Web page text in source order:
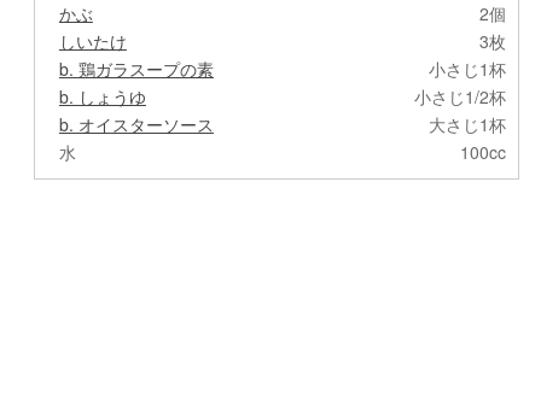
かぶ
2個
しいたけ
3枚
b. 鶏ガラスープの素
小さじ1杯
b. しょうゆ
小さじ1/2杯
b. オイスターソース
大さじ1杯
水
100cc